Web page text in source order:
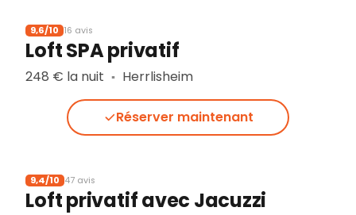
9,6/10 16 avis
Loft SPA privatif
248 € la nuit ▪︎ Herrlisheim
Réserver maintenant
9,4/10 47 avis
Loft privatif avec Jacuzzi